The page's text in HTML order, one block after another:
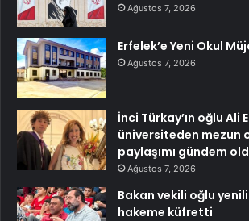
Ağustos 7, 2026
Erfelek’e Yeni Okul
Ağustos 7, 2026
İnci Türkay’ın oğlu Ali
üniversiteden mezun
paylaşımı gündem
Ağustos 7, 2026
Bakan vekili oğlu
hakeme küfretti